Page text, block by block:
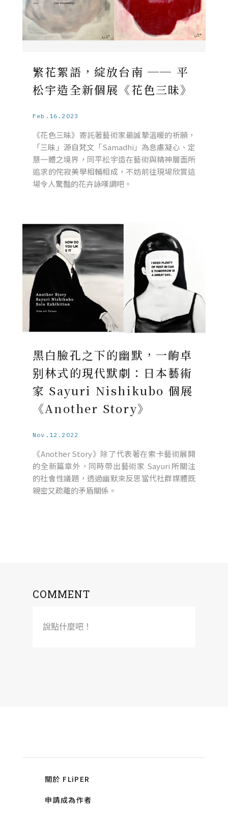
繁花絮語，綻放台南 ── 平
松宇造全新個展《花色三昧》
Feb.16.2023
《花色三昧》寄託著藝術家最誠摯溫暖的祈願，
「三昧」源自梵文「Samadhi」為息慮凝心、定
慧一體之境界，同平松宇造在藝術與精神層面所
追求的侘寂美學相輔相成，不妨前往現場欣賞這
場令人驚豔的花卉詠嘆調吧。
黑白臉孔之下的幽默，一齣卓
别林式的現代默劇：日本藝術
家 Sayuri Nishikubo 個展
《Another Story》
Nov.12.2022
《Another Story》除了代表著在索卡藝術展開
的全新篇章外，同時帶出藝術家 Sayuri 所關注
的社會性議題，透過幽默來反思當代社群媒體既
親密又疏離的矛盾關係。
COMMENT
說點什麼吧！
關於 FLiPER
申請成為作者